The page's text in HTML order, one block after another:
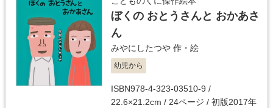
ぼくの おとうさんと おかあさ
ん
みやにしたつや 作・絵
幼児から
ISBN978-4-323-03510-9 /
22.6×21.2cm / 24ページ / 初版2017年